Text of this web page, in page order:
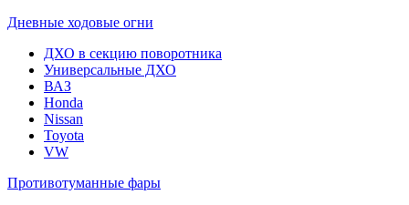
Дневные ходовые огни
ДХО в секцию поворотника
Универсальные ДХО
ВАЗ
Honda
Nissan
Toyota
VW
Противотуманные фары